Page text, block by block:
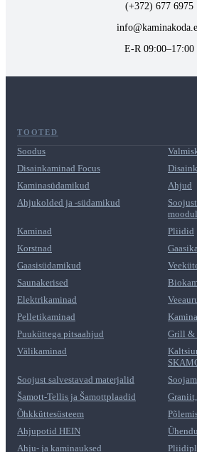
(+372) 677 6975
E-R 09:00–17:00
TOOTED
Soodus
Disainkaminad Focus
Kaminasüdamikud
Ahjud
Ahjukolded ja -südamikud
Kaminad
Pliidid
Korstnad
Gaasisüdamikud
Saunakerised
Elektrikaminad
Pelletikaminad
Puuküttega pitsaahjud
Grill &
Välikaminad
Soojust salvestavad materjalid
Šamott-Tellis ja Šamottplaadid
Õhkküttesüsteem
Ahjupotid HEIN
Ahju- ja kaminauksed